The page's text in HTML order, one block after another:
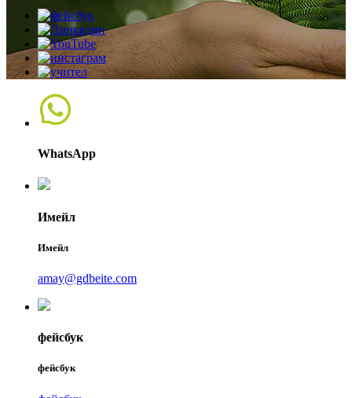
WhatsApp
Имейл
Имейл
amay@gdbeite.com
фейсбук
фейсбук